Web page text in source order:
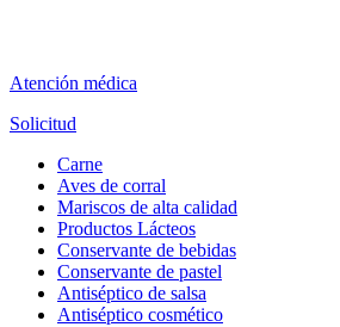
Atención médica
Solicitud
Carne
Aves de corral
Mariscos de alta calidad
Productos Lácteos
Conservante de bebidas
Conservante de pastel
Antiséptico de salsa
Antiséptico cosmético